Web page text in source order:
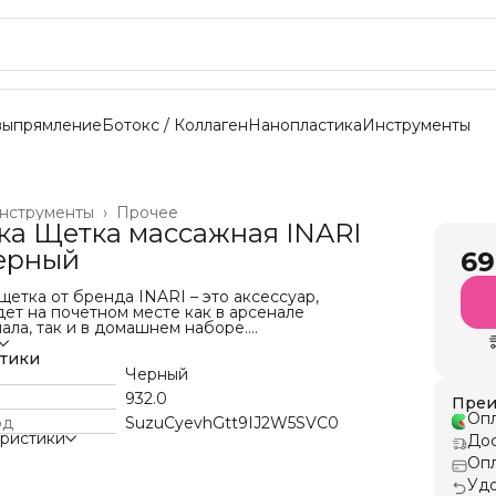
Ботокс / КоллагенНанопластикаИнструменты
Прочее
›
Щетка массажная INARI
от бренда INARI – это аксессуар,
на почетном месте как в арсенале
так и в домашнем наборе.
объективные причины:
распутывает волосы;
кожи головы
локоны
хвостик для разделения прядей.
радует глаз.
INARI, чтобы рабочие будни стали
Черный
932.0
SuzuCyevhGtt9IJ2W5SVC0